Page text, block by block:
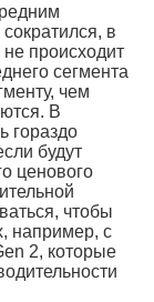
в
происходит
сегмента
чем
В
гораздо
будут
ценового
чтобы
например, с
2, которые